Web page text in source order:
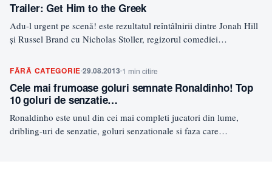
Trailer: Get Him to the Greek
Adu-l urgent pe scenă! este rezultatul reîntâlnirii dintre Jonah Hill
şi Russel Brand cu Nicholas Stoller, regizorul comediei…
FĂRĂ CATEGORIE29.08.2013 1 min citire
Cele mai frumoase goluri semnate Ronaldinho! Top
10 goluri de senzatie…
Ronaldinho este unul din cei mai completi jucatori din lume,
dribling-uri de senzatie, goluri senzationale si faza care…